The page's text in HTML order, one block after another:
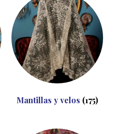
Mantillas y velos (175)